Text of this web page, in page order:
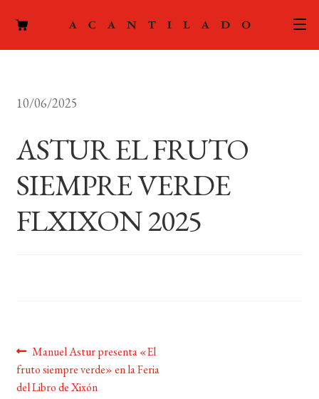
ACTUALIDAD
PODCAST
LA EDITORIAL
BUSCAR
10/06/2025
ASTUR EL FRUTO
SIEMPRE VERDE
FLXIXON 2025
Navegación
de
Anterior:
Manuel Astur presenta «El
fruto siempre verde» en la Feria
del Libro de Xixón